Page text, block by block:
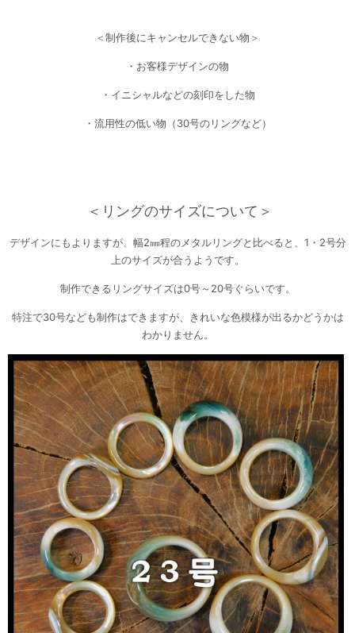
＜制作後にキャンセルできない物＞
・お客様デザインの物
・イニシャルなどの刻印をした物
・流用性の低い物（30号のリングなど）
＜リングのサイズについて＞
デザインにもよりますが、幅2㎜程のメタルリングと比べると、1・2号分
上のサイズが合うようです。
制作できるリングサイズは0号～20号ぐらいです。
特注で30号なども制作はできますが、きれいな色模様が出るかどうかは
わかりません。